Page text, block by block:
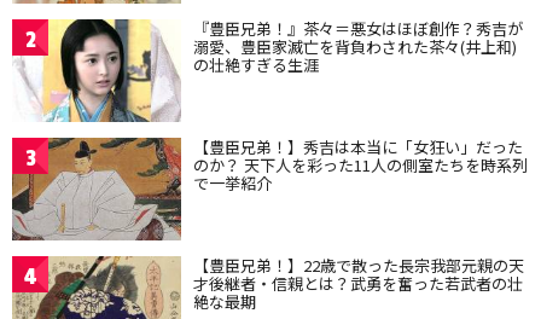
2 『豊臣兄弟！』茶々＝悪女はほぼ創作？秀吉が
溺愛、豊臣家滅亡を背負わされた茶々(井上和)
の壮絶すぎる生涯
3 【豊臣兄弟！】秀吉は本当に「女狂い」だった
のか？ 天下人を彩った11人の側室たちを時系列
で一挙紹介
4 【豊臣兄弟！】22歳で散った長宗我部元親の天
才後継者・信親とは？武勇を奮った若武者の壮
絶な最期